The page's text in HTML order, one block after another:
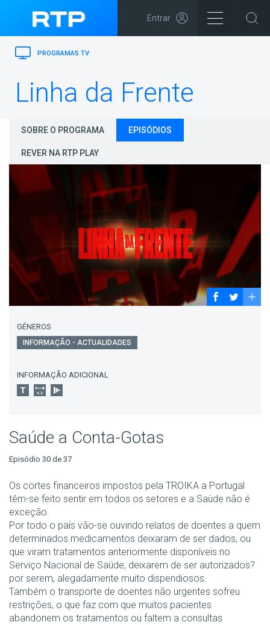
Entrar
PROGRAMAS TV
Linha da Frente
SOBRE O PROGRAMA EPISÓDIOS
REVER NA RTP PLAY
GÉNEROS
INFORMAÇÃO - ACTUALIDADES
INFORMAÇÃO ADICIONAL
Saúde a Conta-Gotas
Episódio 30 de 37
Os cortes financeiros impostos pela TROIKA a Portugal
têm-se feito sentir em todos os setores e a Saúde não é
exceção.
Por todo o país vão-se ouvindo relatos de doentes a quem
determinados medicamentos deixaram de ser dados, ou
que viram tratamentos anteriormente disponíveis no
Serviço Nacional de Saúde, deixarem de ser autorizados?
por serem, alegadamente muito dispendiosos.
Também o transporte de doentes não urgentes sofreu
restrições, o que faz com que muitos pacientes
abandonem os tratamentos ou faltem a consultas